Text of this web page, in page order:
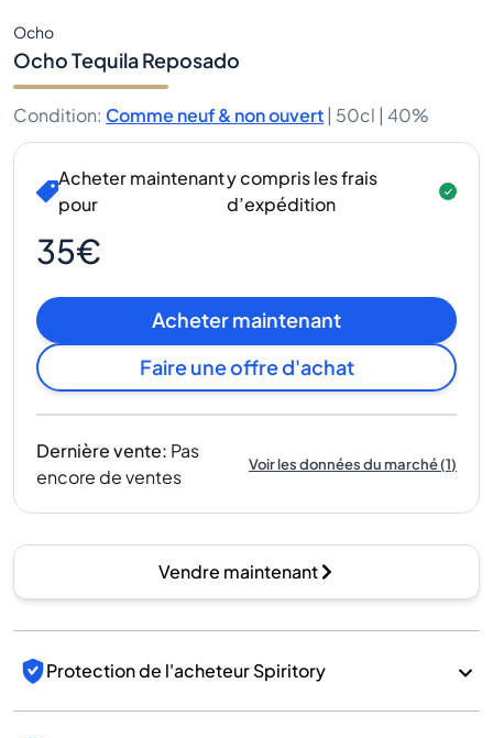
Ocho
Ocho Tequila Reposado
Condition: Comme neuf & non ouvert | 50cl | 40%
Acheter maintenant
pour
35€
y compris les frais
d’expédition
Acheter maintenant
Faire une offre d'achat
Dernière vente: Pas
encore de ventes
Voir les données du marché(1)
Vendre maintenant
Protection de l'acheteur Spiritory